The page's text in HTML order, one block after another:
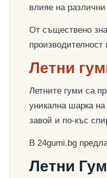
влияе на
От съществено
производителност
Летни
Летните гуми са
уникална шарка
завой и по-къс
В 24gumi.bg
Летни